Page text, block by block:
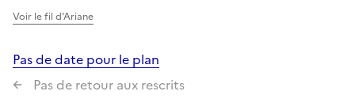
Voir le fil d'Ariane
Pas de date pour le plan
Pas de retour aux rescrits